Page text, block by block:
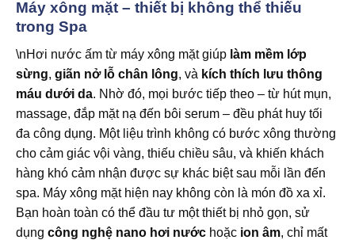
Máy xông mặt – thiết bị không thể thiếu
trong Spa
\nHơi nước ấm từ máy xông mặt giúp làm mềm lớp
sừng, giãn nở lỗ chân lông, và kích thích lưu thông
máu dưới da. Nhờ đó, mọi bước tiếp theo – từ hút mụn,
massage, đắp mặt nạ đến bôi serum – đều phát huy tối
đa công dụng. Một liệu trình không có bước xông thường
cho cảm giác vội vàng, thiếu chiều sâu, và khiến khách
hàng khó cảm nhận được sự khác biệt sau mỗi lần đến
spa. Máy xông mặt hiện nay không còn là món đồ xa xỉ.
Bạn hoàn toàn có thể đầu tư một thiết bị nhỏ gọn, sử
dụng công nghệ nano hơi nước hoặc ion âm, chỉ mất